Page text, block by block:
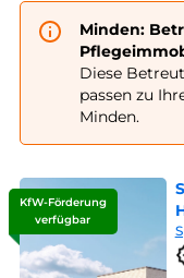
Minden:
Diese
passen zu
Minden.
KfW-Förderung
verfügbar